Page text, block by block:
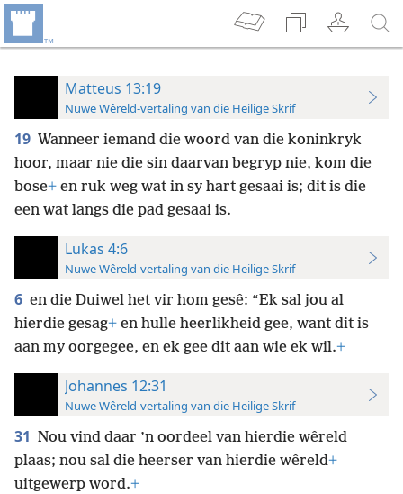
Matteus 13:19
Nuwe Wêreld-vertaling van die Heilige Skrif
19 Wanneer iemand die woord van die koninkryk
hoor, maar nie die sin daarvan begryp nie, kom die
bose+ en ruk weg wat in sy hart gesaai is; dit is die
een wat langs die pad gesaai is.
Lukas 4:6
Nuwe Wêreld-vertaling van die Heilige Skrif
6 en die Duiwel het vir hom gesê: “Ek sal jou al
hierdie gesag+ en hulle heerlikheid gee, want dit is
aan my oorgegee, en ek gee dit aan wie ek wil.+
Johannes 12:31
Nuwe Wêreld-vertaling van die Heilige Skrif
31 Nou vind daar ’n oordeel van hierdie wêreld
plaas; nou sal die heerser van hierdie wêreld+
uitgewerp word.+